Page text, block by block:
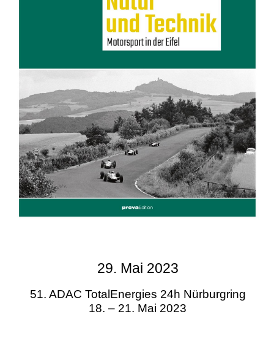
29. Mai 2023
51. ADAC TotalEnergies 24h Nürburgring
18. – 21. Mai 2023